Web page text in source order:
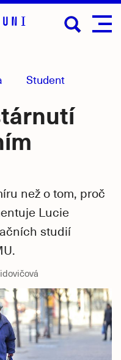
Student
než o tom, proč
Lucie
studií